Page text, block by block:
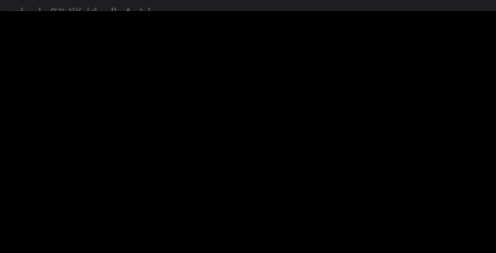
吉本興業株式会社